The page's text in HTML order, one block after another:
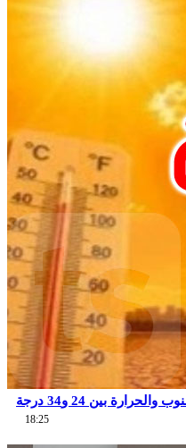
بين 24 و34 درجة
18:25